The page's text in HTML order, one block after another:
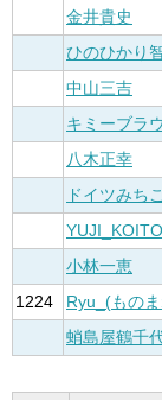
金井貴史
ひのひかり
中山三吉
キミーブラ
八木正幸
ドイツみちこ
YUJI_KOITO
小林一恵
1224
Ryu_(もの
蛸島屋鶴千